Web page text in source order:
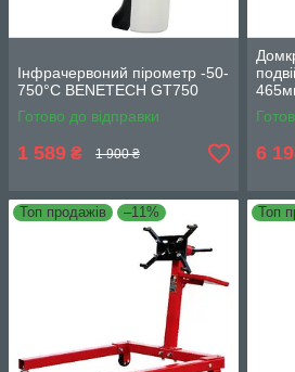
Інфрачервоний пірометр -50-
750°C BENETECH GT750
Готово до відправки
1 589 ₴ 1 900 ₴ 6
Топ продажів –11% Топ